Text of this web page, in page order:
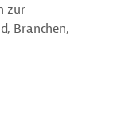
zur
Branchen,